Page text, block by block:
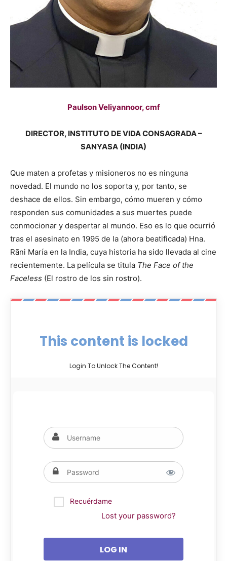
Paulson Veliyannoor, cmf
DIRECTOR, INSTITUTO DE VIDA CONSAGRADA –
SANYASA (INDIA)
Que maten a profetas y misioneros no es ninguna
novedad. El mundo no los soporta y, por tanto, se
deshace de ellos. Sin embargo, cómo mueren y cómo
responden sus comunidades a sus muertes puede
conmocionar y despertar al mundo. Eso es lo que ocurrió
tras el asesinato en 1995 de la (ahora beatificada) Hna.
Rāni María en la India, cuya historia ha sido llevada al cine
recientemente. La película se titula The Face of the
Faceless (El rostro de los sin rostro).
This content is locked
Login To Unlock The Content!
Recuérdame
Lost your password?